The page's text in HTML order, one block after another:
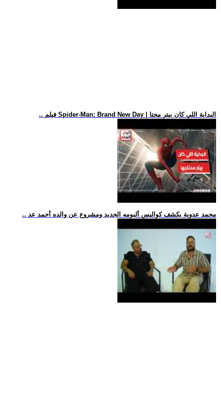
.. فيلم Spider-Man: Brand New Day | البداية اللي كان بيتر محتا
.. محمد عدوية يكشف كواليس ألبومه الجديد ومشروع عن والده أحمد عد